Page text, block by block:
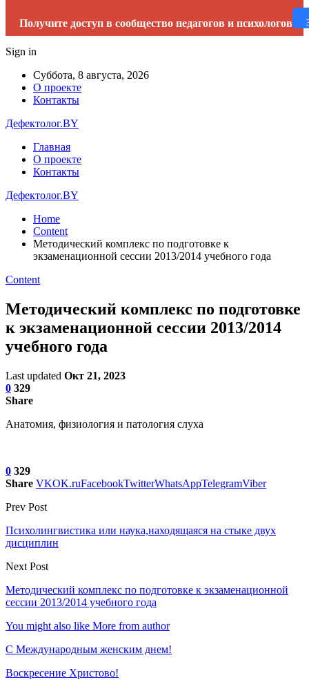
Получите доступ в сообщество педагогов и психологов
Sign in
Суббота, 8 августа, 2026
О проекте
Контакты
Дефектолог.BY
Главная
О проекте
Контакты
Дефектолог.BY
Home
Content
Методический комплекс по подготовке к
экзаменационной сессии 2013/2014 учебного года
Content
Методический комплекс по подготовке
к экзаменационной сессии 2013/2014
учебного года
Last updated Окт 21, 2023
0 329
Share
Анатомия, физиология и патология слуха
0 329
Share VKOK.ruFacebookTwitterWhatsAppTelegramViber
Prev Post
Психолингвистика или наука,находящаяся на стыке двух
дисциплин
Next Post
Методический комплекс по подготовке к экзаменационной
сессии 2013/2014 учебного года
You might also like More from author
С Международным женским днем!
Воскресение Xристово!